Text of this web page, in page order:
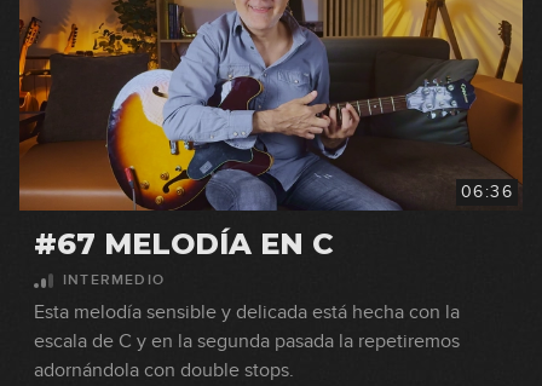
06:36
#67 MELODÍA EN C
INTERMEDIO
Esta melodía sensible y delicada está hecha con la
escala de C y en la segunda pasada la repetiremos
adornándola con double stops.